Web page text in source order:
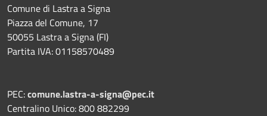
Comune di Lastra a Signa
Piazza del Comune, 17
50055 Lastra a Signa (FI)
Partita IVA: 01158570489
PEC:comune.lastra-a-signa@pec.it
Centralino Unico: 800 882299